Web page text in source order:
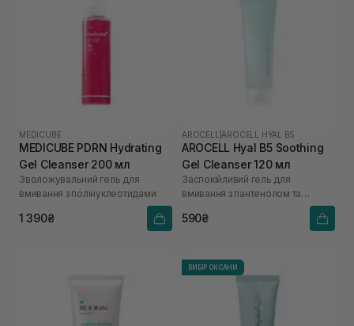
MEDICUBE
MEDICUBE PDRN Hydrating
Gel Cleanser 200 мл
Зволожувальний гель для
вмивання з полінуклеотидами
1 390₴
AROCELL AROCELL HYAL B5
AROCELL Hyal B5 Soothing
Gel Cleanser 120 мл
Заспокійливий гель для
вмивання з пантенолом та
590₴
ВИБІР ОКСАНИ